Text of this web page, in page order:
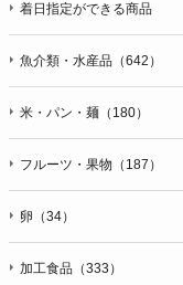
着日指定ができる商品
魚介類・水産品（642）
米・パン・麺（180）
フルーツ・果物（187）
卵（34）
加工食品（333）